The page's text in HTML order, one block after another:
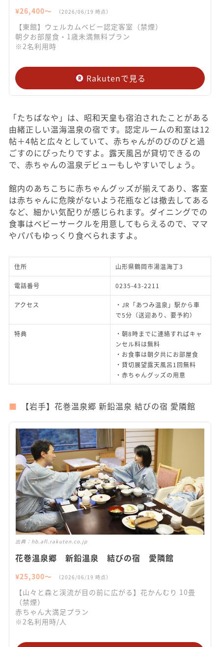
¥26,400〜 （2026/06/19 時点）
【東館】ウェルカムベビー認定客室（禁煙）
朝夕お部屋食・1歳未満無料プラン
※2名利用時
Rakutenで見る
「たちばなや」は、昭和天皇も宿泊されたことがある
由緒正しい温海温泉の宿です。認定ルームの和室は12
帖＋4帖と広々としていて、赤ちゃんがのびのびと過
ごすのにぴったりですよ。露天風呂が貸切できるの
で、赤ちゃんの温泉デビューもしやすいでしょう。
館内のあちこちに赤ちゃんグッズが揃えてあり、客室
は赤ちゃんに危険がないよう花瓶などは撤去してある
など、細かい気配りが感じられます。ダイニングでの
食事はベビーサークルを用意してもらえるので、ママ
やパパもゆっくり食べられますよ。
住所 山形県鶴岡市湯温海丁3
電話番号 0235-43-2211
アクセス
・JR「あつみ温泉」駅から車
で5分（送迎あり、要予約）
特典
・朝8時までに連絡すればキャ
ンセル料は無料
・お食事は朝夕共にお部屋食
・貸切展望露天風呂1回無料
・赤ちゃんグッズの用意
【岩手】花巻温泉郷 新鉛温泉 結びの宿 愛隣館
出典： hb.afl.rakuten.co.jp
花巻温泉郷 新鉛温泉 結びの宿 愛隣館
¥25,300〜 （2026/06/19 時点）
【山々と森と渓流が目の前に広がる】花かんむり 10畳
（禁煙）
赤ちゃん大満足プラン
※2名利用時/人